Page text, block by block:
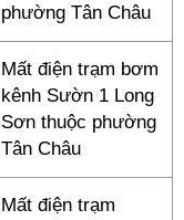
phường Tân Châu
Mất điện trạm bơm
kênh Sườn 1 Long
Sơn thuộc phường
Tân Châu
Mất điện trạm